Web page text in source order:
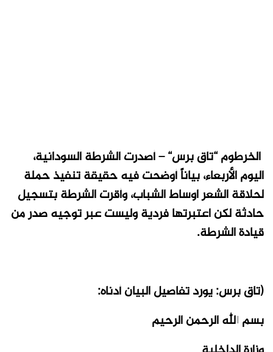
الخرطوم “تاق برس“ – أصدرت الشرطة السودانية،
اليوم الأربعاء، بياناً أوضحت فيه حقيقة تنفيذ حملة
لحلاقة الشعر اوساط الشباب، وأقرت الشرطة بتسجيل
حادثة لكن اعتبرتها فردية وليست عبر توجيه صدر من
قيادة الشرطة.
(تاق برس: يورد تفاصيل البيان أدناه:
بسم الله الرحمن الرحيم